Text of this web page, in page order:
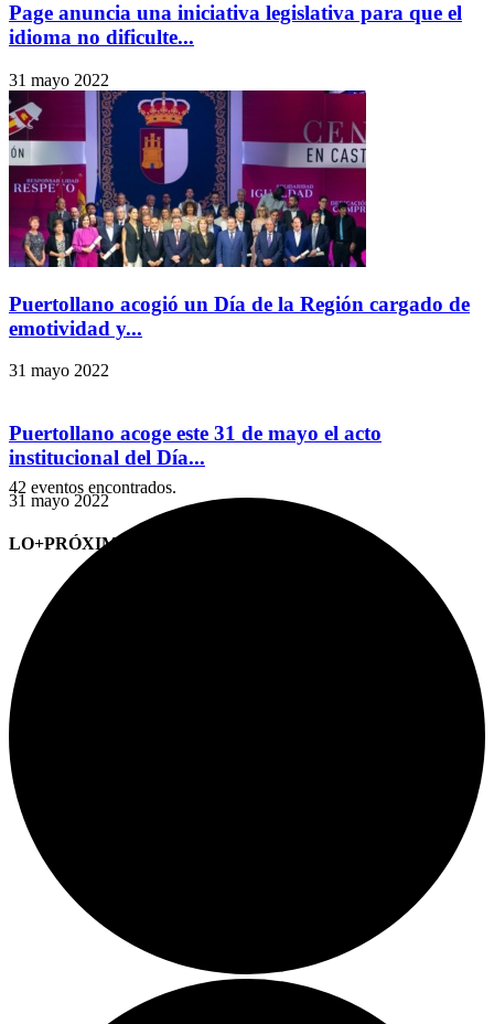
Page anuncia una iniciativa legislativa para que el
idioma no dificulte...
31 mayo 2022
Puertollano acogió un Día de la Región cargado de
emotividad y...
31 mayo 2022
Puertollano acoge este 31 de mayo el acto
institucional del Día...
31 mayo 2022
LO+PRÓXIMO (CITAS)
42 eventos encontrados.